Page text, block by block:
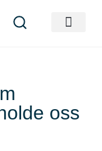
oss